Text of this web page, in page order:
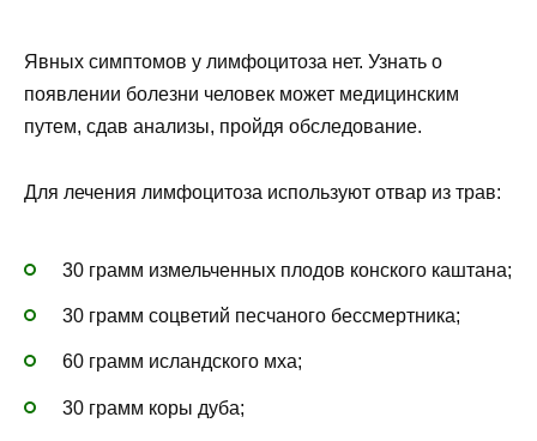
Явных симптомов у лимфоцитоза нет. Узнать о
появлении болезни человек может медицинским
путем, сдав анализы, пройдя обследование.
Для лечения лимфоцитоза используют отвар из трав:
30 грамм измельченных плодов конского каштана;
30 грамм соцветий песчаного бессмертника;
60 грамм исландского мха;
30 грамм коры дуба;